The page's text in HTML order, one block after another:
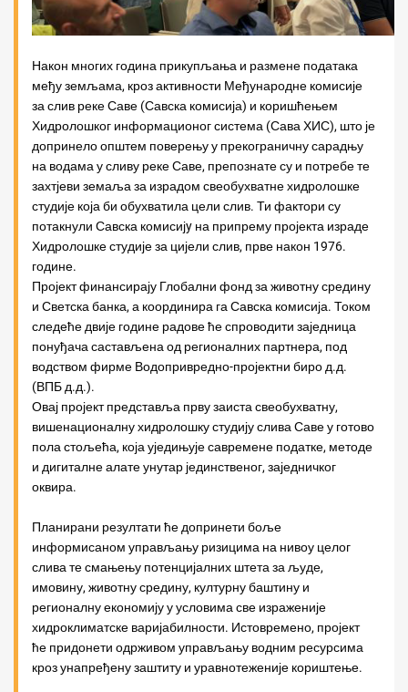
Након многих година прикупљања и размене података
међу земљама, кроз активности Међународне комисије
за слив реке Саве (Савска комисија) и коришћењем
Хидролошког информационог система (Сава ХИС), што је
допринело општем поверењу у прекограничну сарадњу
на водама у сливу реке Саве, препознате су и потребе те
захтјеви земаља за израдом свеобухватне хидролошке
студије која би обухватила цели слив. Ти фактори су
потакнули Савска комисијy на припрему пројекта израде
Хидролошке студије за цијели слив, прве након 1976.
године.
Пројект финансирају Глобални фонд за животну средину
и Светска банка, а координира га Савска комисија. Током
следеће двије године радове ће спроводити заједница
понуђача састављена од регионалних партнера, под
водством фирме Водопривредно-пројектни биро д.д.
(ВПБ д.д.).
Овај пројект представља прву заиста свеобухватну,
вишенационалну хидролошку студију слива Саве у готово
пола стољећа, која уједињује савремене податке, методе
и дигиталне алате унутар јединственог, заједничког
оквира.
Планирани резултати ће допринети боље
информисаном управљању ризицима на нивоу целог
слива те смањењу потенцијалних штета за људе,
имовину, животну средину, културну баштину и
регионалну економију у условима све израженије
хидроклиматске варијабилности. Истовремено, пројект
ће придонети одрживом управљању водним ресурсима
кроз унапређену заштиту и уравнотеженије кориштење.